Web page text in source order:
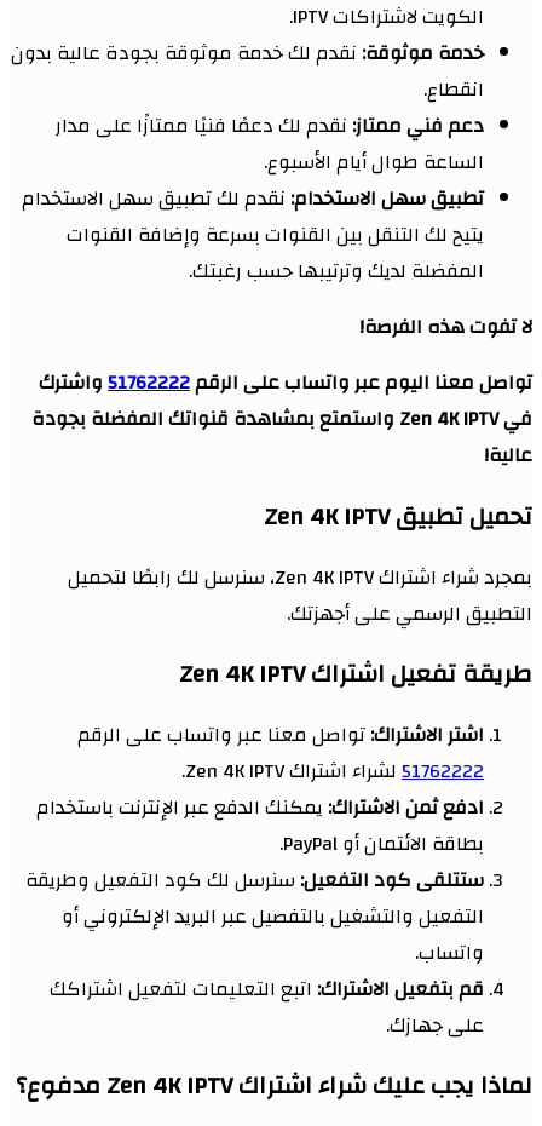
الكويت لاشتراكات IPTV.
خدمة موثوقة: نقدم لك خدمة موثوقة بجودة عالية بدون
انقطاع.
دعم فني ممتاز: نقدم لك دعمًا فنيًا ممتازًا على مدار
الساعة طوال أيام الأسبوع.
تطبيق سهل الاستخدام: نقدم لك تطبيق سهل الاستخدام
يتيح لك التنقل بين القنوات بسرعة وإضافة القنوات
المفضلة لديك وترتيبها حسب رغبتك.
لا تفوت هذه الفرصة!
تواصل معنا اليوم عبر واتساب على الرقم51762222واشترك
في Zen 4K IPTV واستمتع بمشاهدة قنواتك المفضلة بجودة
عالية!
تحميل تطبيق Zen 4K IPTV
بمجرد شراء اشتراك Zen 4K IPTV، سنرسل لك رابطًا لتحميل
التطبيق الرسمي على أجهزتك.
طريقة تفعيل اشتراك Zen 4K IPTV
اشتر الاشتراك:تواصل معنا عبر واتساب على الرقم
51762222 لشراء اشتراك Zen 4K IPTV.
ادفع ثمن الاشتراك: يمكنك الدفع عبر الإنترنت باستخدام
بطاقة الائتمان أو PayPal.
ستتلقى كود التفعيل: سنرسل لك كود التفعيل وطريقة
التفعيل والتشغيل بالتفصيل عبر البريد الإلكتروني أو
واتساب.
قم بتفعيل الاشتراك: اتبع التعليمات لتفعيل اشتراكك
على جهازك.
لماذا يجب عليك شراء اشتراك Zen 4K IPTV مدفوع؟